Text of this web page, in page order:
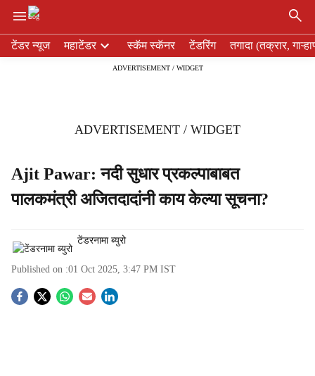
e
टेंडर न्यूज महाटेंडर स्कॅम स्कॅनर टेंडरिंग तगादा (तक्रार,
ADVERTISEMENT / WIDGET
ADVERTISEMENT / WIDGET
Ajit Pawar: नदी सुधार प्रकल्पाबाबत
पालकमंत्री अजितदादांनी काय केल्या सूचना?
टेंडरनामा ब्युरो
Published on :01 Oct 2025, 3:47 PM IST
S